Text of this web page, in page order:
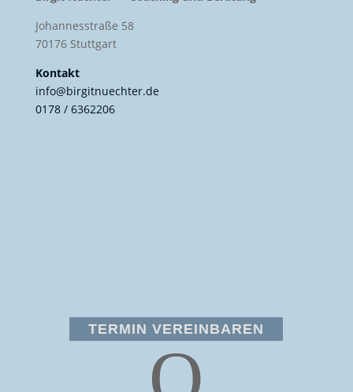
Johannesstraße 58
70176 Stuttgart
Kontakt
info@birgitnuechter.de
0178 / 6362206
TERMIN VEREINBAREN